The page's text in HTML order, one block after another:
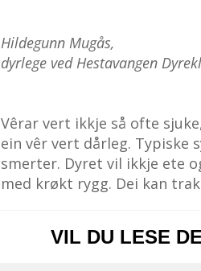
Hildegunn Mugås,
dyrlege ved Hestavangen
Vêrar vert ikkje så ofte
ein vêr vert dårleg.
smerter. Dyret vil ikkje ete
med krøkt rygg. Dei kan
VIL DU LESE